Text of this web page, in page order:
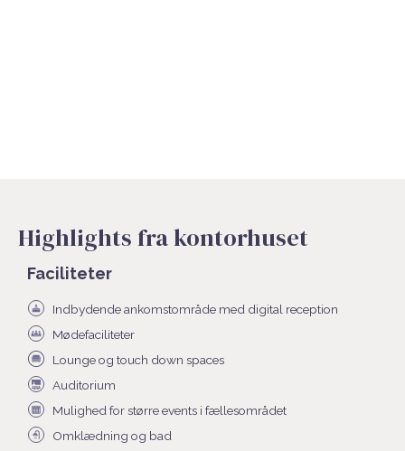
Highlights fra kontorhuset
Faciliteter
Indbydende ankomstområde med digital reception
Mødefaciliteter
Lounge og touch down spaces
Auditorium
Mulighed for større events i fællesområdet
Omklædning og bad